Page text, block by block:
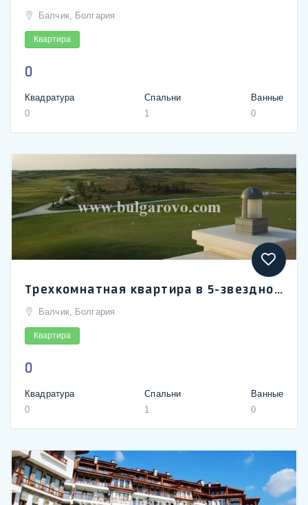
Балчик, Болгария
Квартира
0
Квадратура
0
Спальни
1
Ванные
0
Трехкомнатная квартира в 5-звездном гольф-комплексе на берегу моря - Лайтхаус Гольф & Спа рядом с городом Бальчик и в 50 км. от международного аэропорта Варна
Балчик, Болгария
Квартира
0
Квадратура
0
Спальни
1
Ванные
0